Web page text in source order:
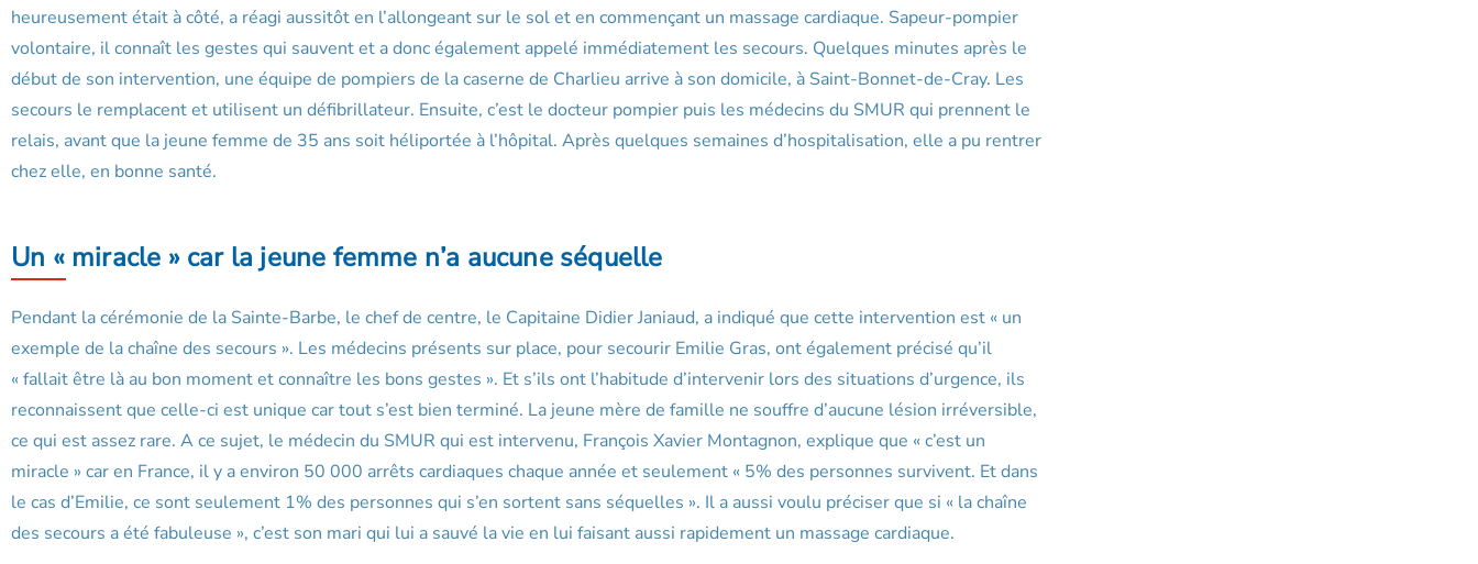
heureusement était à côté, a réagi aussitôt en l’allongeant sur le sol et en commençant un massage cardiaque. Sapeur-pompier
volontaire, il connaît les gestes qui sauvent et a donc également appelé immédiatement les secours. Quelques minutes après le
début de son intervention, une équipe de pompiers de la caserne de Charlieu arrive à son domicile, à Saint-Bonnet-de-Cray. Les
secours le remplacent et utilisent un défibrillateur. Ensuite, c’est le docteur pompier puis les médecins du SMUR qui prennent le
relais, avant que la jeune femme de 35 ans soit héliportée à l’hôpital. Après quelques semaines d’hospitalisation, elle a pu rentrer
chez elle, en bonne santé.
Un « miracle » car la jeune femme n’a aucune séquelle
Pendant la cérémonie de la Sainte-Barbe, le chef de centre, le Capitaine Didier Janiaud, a indiqué que cette intervention est « un
exemple de la chaîne des secours ». Les médecins présents sur place, pour secourir Emilie Gras, ont également précisé qu’il
« fallait être là au bon moment et connaître les bons gestes ». Et s’ils ont l’habitude d’intervenir lors des situations d’urgence, ils
reconnaissent que celle-ci est unique car tout s’est bien terminé. La jeune mère de famille ne souffre d’aucune lésion irréversible,
ce qui est assez rare. A ce sujet, le médecin du SMUR qui est intervenu, François Xavier Montagnon, explique que « c’est un
miracle » car en France, il y a environ 50 000 arrêts cardiaques chaque année et seulement « 5% des personnes survivent. Et dans
le cas d’Emilie, ce sont seulement 1% des personnes qui s’en sortent sans séquelles ». Il a aussi voulu préciser que si « la chaîne
des secours a été fabuleuse », c’est son mari qui lui a sauvé la vie en lui faisant aussi rapidement un massage cardiaque.